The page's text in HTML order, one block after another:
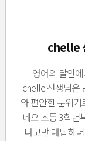
chelle
영어의 달인
chelle 선생님은
와 편안한 분위기
네요 초등 3학년
다고만 대답하